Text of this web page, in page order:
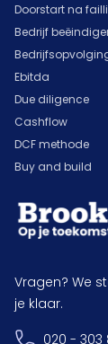
Doorstart na
Bedrijf
Ebitda
Due diligence
Cashflow
DCF methode
Buy and build
Vragen? We
je klaar.
020 - 303